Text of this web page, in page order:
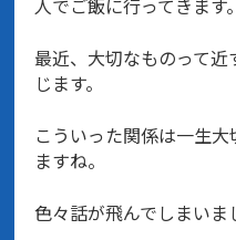
人でご飯に行ってきます。
最近、大切なものって
じます。
こういった関係は一生
ますね。
色々話が飛んでしまいま